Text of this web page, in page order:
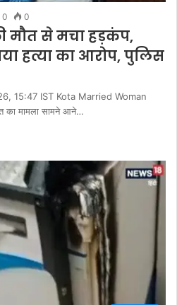
0 0
मौत से मचा हड़कंप,
हत्या का आरोप, पुलिस
15:47 IST Kota Married Woman
का मामला सामने आने…